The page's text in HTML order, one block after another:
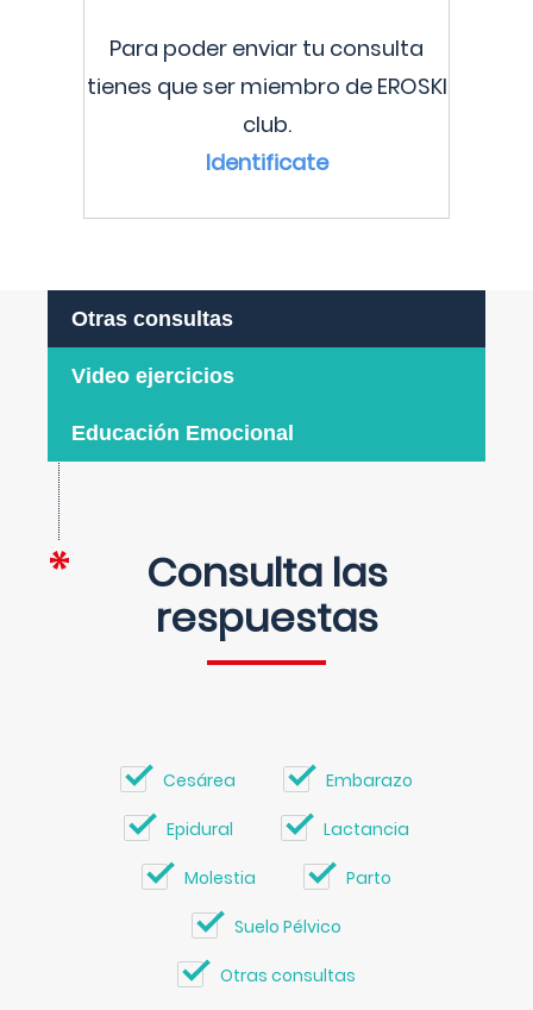
Para poder enviar tu consulta
tienes que ser miembro de EROSKI
club.
Identificate
Otras consultas
Video ejercicios
Educación Emocional
Consulta las
respuestas
Cesárea Embarazo
Epidural Lactancia
Molestia Parto
Suelo Pélvico
Otras consultas